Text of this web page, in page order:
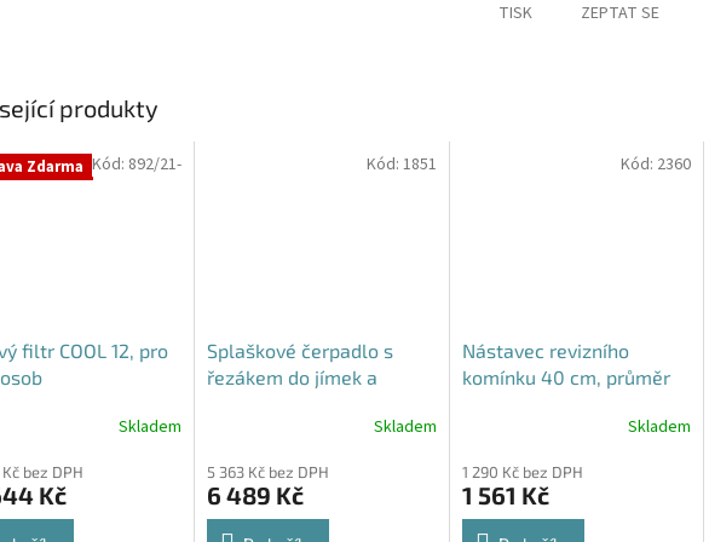
TISK ZEPTAT SE
produkty
Zdarma
filtr COOL 12, pro
Skladem
bez DPH
Kč
Kód: 892/21-
Splaškové čerpadlo s
řezákem do jímek a
produktu
je
5,0
Skladem
5 363 Kč bez DPH
6 489 Kč
Kód: 1851
Nástavec revizního
komínku 40 cm, průměr
Skladem
1 290 Kč bez DPH
1 561 Kč
Kód: 2360